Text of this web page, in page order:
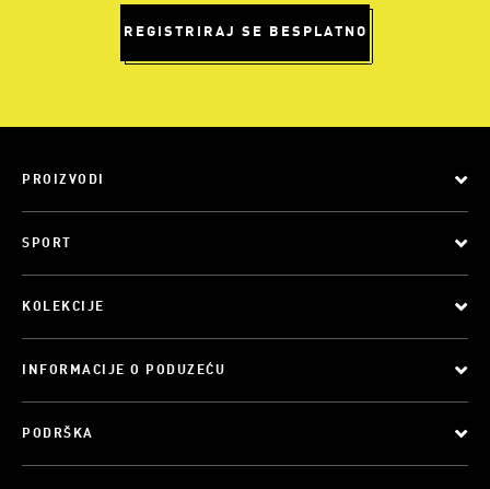
REGISTRIRAJ SE BESPLATNO
PROIZVODI
SPORT
KOLEKCIJE
INFORMACIJE O PODUZEĆU
PODRŠKA